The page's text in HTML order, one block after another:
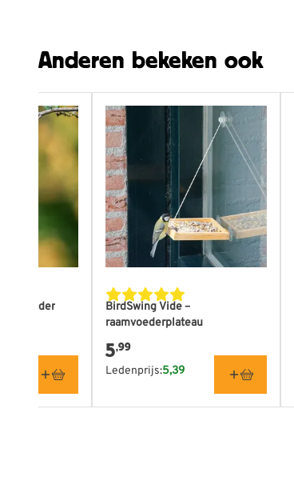
Anderen bekeken ook
BirdSwing Vide –
raamvoederplateau
5,99
Ledenprijs:5,39